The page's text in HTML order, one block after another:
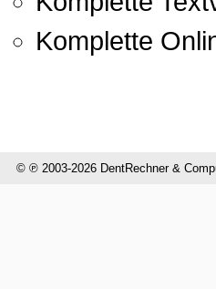
Komplette
© ℗ 2003-2026 DentRechner &